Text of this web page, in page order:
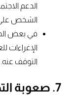
الدعم
الشخص على
في بعض
الإغراءات
التوقف عنه.
7. صعوبة التحكم في البيئة المحيطة